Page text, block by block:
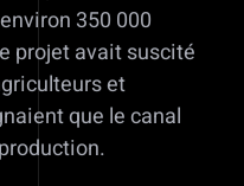
350 000
projet avait suscité
et
que le canal